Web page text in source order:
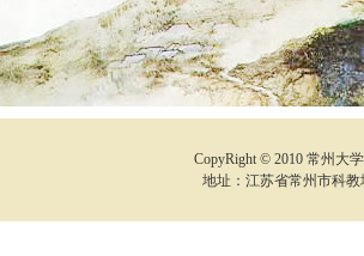
CopyRight © 2010 常州大
地址：江苏省常州市科